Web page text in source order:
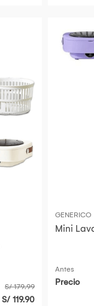
S/ 179.99
S/ 119.90
GENERICO
Mini
Antes
Precio